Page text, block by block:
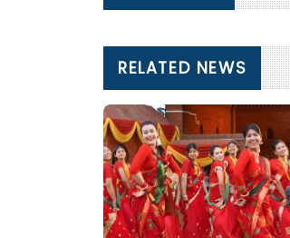
RELATED NEWS